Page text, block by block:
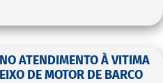
ATENDIMENTO À VITIMA
DE MOTOR DE BARCO